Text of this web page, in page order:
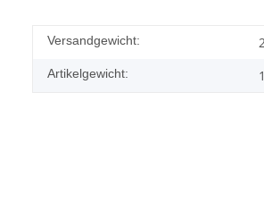
Versandgewicht:
Artikelgewicht: